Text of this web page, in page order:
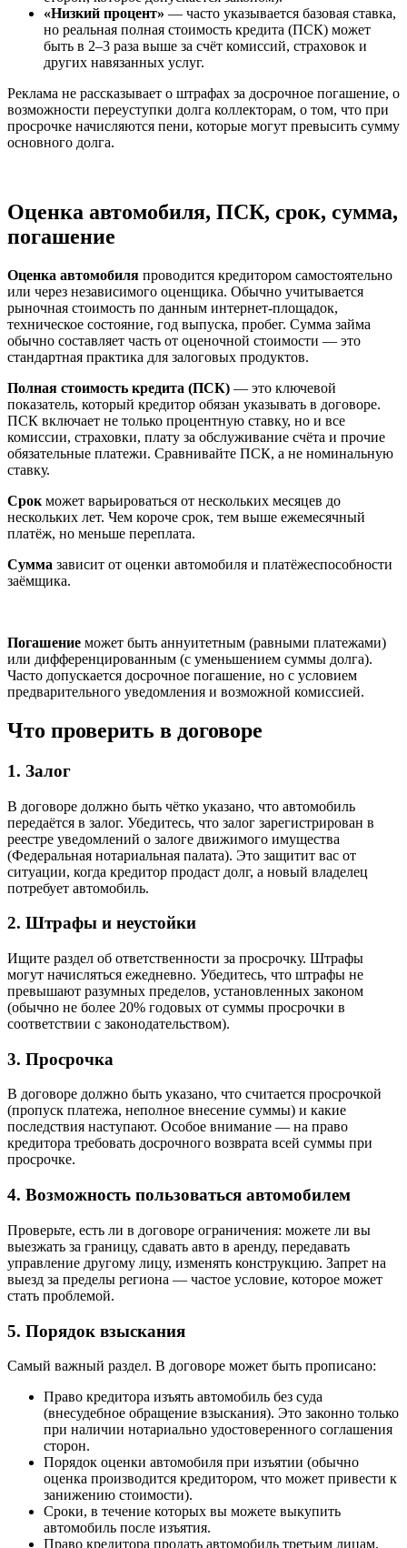
«Низкий процент» — часто указывается базовая ставка,
но реальная полная стоимость кредита (ПСК) может
быть в 2–3 раза выше за счёт комиссий, страховок и
других навязанных услуг.
Реклама не рассказывает о штрафах за досрочное погашение, о
возможности переуступки долга коллекторам, о том, что при
просрочке начисляются пени, которые могут превысить сумму
основного долга.
Оценка автомобиля, ПСК, срок, сумма,
погашение
Оценка автомобиля проводится кредитором самостоятельно
или через независимого оценщика. Обычно учитывается
рыночная стоимость по данным интернет-площадок,
техническое состояние, год выпуска, пробег. Сумма займа
обычно составляет часть от оценочной стоимости — это
стандартная практика для залоговых продуктов.
Полная стоимость кредита (ПСК) — это ключевой
показатель, который кредитор обязан указывать в договоре.
ПСК включает не только процентную ставку, но и все
комиссии, страховки, плату за обслуживание счёта и прочие
обязательные платежи. Сравнивайте ПСК, а не номинальную
ставку.
Срок может варьироваться от нескольких месяцев до
нескольких лет. Чем короче срок, тем выше ежемесячный
платёж, но меньше переплата.
Сумма зависит от оценки автомобиля и платёжеспособности
заёмщика.
Погашение может быть аннуитетным (равными платежами)
или дифференцированным (с уменьшением суммы долга).
Часто допускается досрочное погашение, но с условием
предварительного уведомления и возможной комиссией.
Что проверить в договоре
1. Залог
В договоре должно быть чётко указано, что автомобиль
передаётся в залог. Убедитесь, что залог зарегистрирован в
реестре уведомлений о залоге движимого имущества
(Федеральная нотариальная палата). Это защитит вас от
ситуации, когда кредитор продаст долг, а новый владелец
потребует автомобиль.
2. Штрафы и неустойки
Ищите раздел об ответственности за просрочку. Штрафы
могут начисляться ежедневно. Убедитесь, что штрафы не
превышают разумных пределов, установленных законом
(обычно не более 20% годовых от суммы просрочки в
соответствии с законодательством).
3. Просрочка
В договоре должно быть указано, что считается просрочкой
(пропуск платежа, неполное внесение суммы) и какие
последствия наступают. Особое внимание — на право
кредитора требовать досрочного возврата всей суммы при
просрочке.
4. Возможность пользоваться автомобилем
Проверьте, есть ли в договоре ограничения: можете ли вы
выезжать за границу, сдавать авто в аренду, передавать
управление другому лицу, изменять конструкцию. Запрет на
выезд за пределы региона — частое условие, которое может
стать проблемой.
5. Порядок взыскания
Самый важный раздел. В договоре может быть прописано:
Право кредитора изъять автомобиль без суда
(внесудебное обращение взыскания). Это законно только
при наличии нотариально удостоверенного соглашения
сторон.
Порядок оценки автомобиля при изъятии (обычно
оценка производится кредитором, что может привести к
занижению стоимости).
Сроки, в течение которых вы можете выкупить
автомобиль после изъятия.
Право кредитора продать автомобиль третьим лицам.